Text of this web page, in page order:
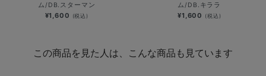
ム/DB.スターマン
¥1,600 (税込)
ム/DB.キララ
¥1,600 (税込)
この商品を見た人は、こんな商品も見ています